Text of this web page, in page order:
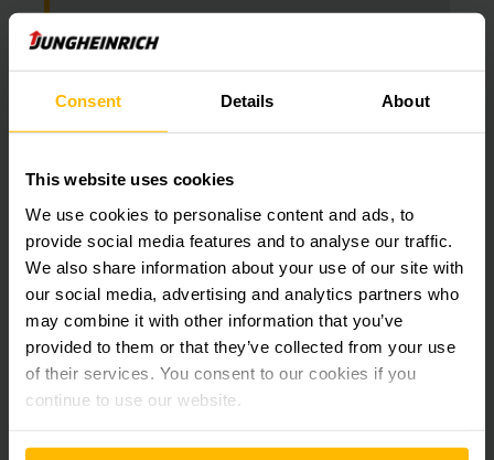
Consent Details About
This website uses cookies
We use cookies to personalise content and ads, to
provide social media features and to analyse our traffic.
We also share information about your use of our site with
our social media, advertising and analytics partners who
may combine it with other information that you’ve
provided to them or that they’ve collected from your use
of their services. You consent to our cookies if you
continue to use our website.
imagem devido às suas preferências de
cookies atuais.